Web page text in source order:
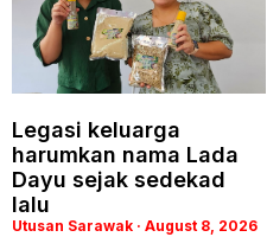
Legasi keluarga
harumkan nama Lada
Dayu sejak sedekad
lalu
Utusan Sarawak August 8, 2026